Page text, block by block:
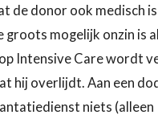
de donor ook medisch
mogelijk onzin is
Intensive Care wordt
hij overlijdt. Aan een
niets (alleen